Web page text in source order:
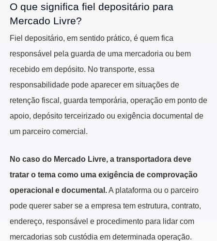
O que significa fiel depositário para
Mercado Livre?
Fiel depositário, em sentido prático, é quem fica
responsável pela guarda de uma mercadoria ou bem
recebido em depósito. No transporte, essa
responsabilidade pode aparecer em situações de
retenção fiscal, guarda temporária, operação em ponto de
apoio, depósito terceirizado ou exigência documental de
um parceiro comercial.
No caso do Mercado Livre, a transportadora deve
tratar o tema como uma exigência de comprovação
operacional e documental.A plataforma ou o parceiro
pode querer saber se a empresa tem estrutura, contrato,
endereço, responsável e procedimento para lidar com
mercadorias sob custódia em determinada operação.